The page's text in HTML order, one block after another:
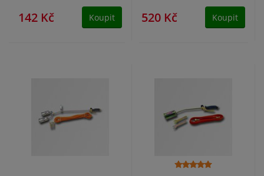
142 Kč Koupit 520 Kč Koupit